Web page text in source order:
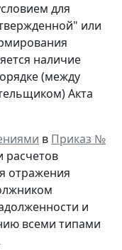
для
или
наличие
(между
Акта
в Приказ №
расчетов
отражения
и
всеми типами